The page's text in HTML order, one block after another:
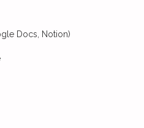
Docs, Notion)